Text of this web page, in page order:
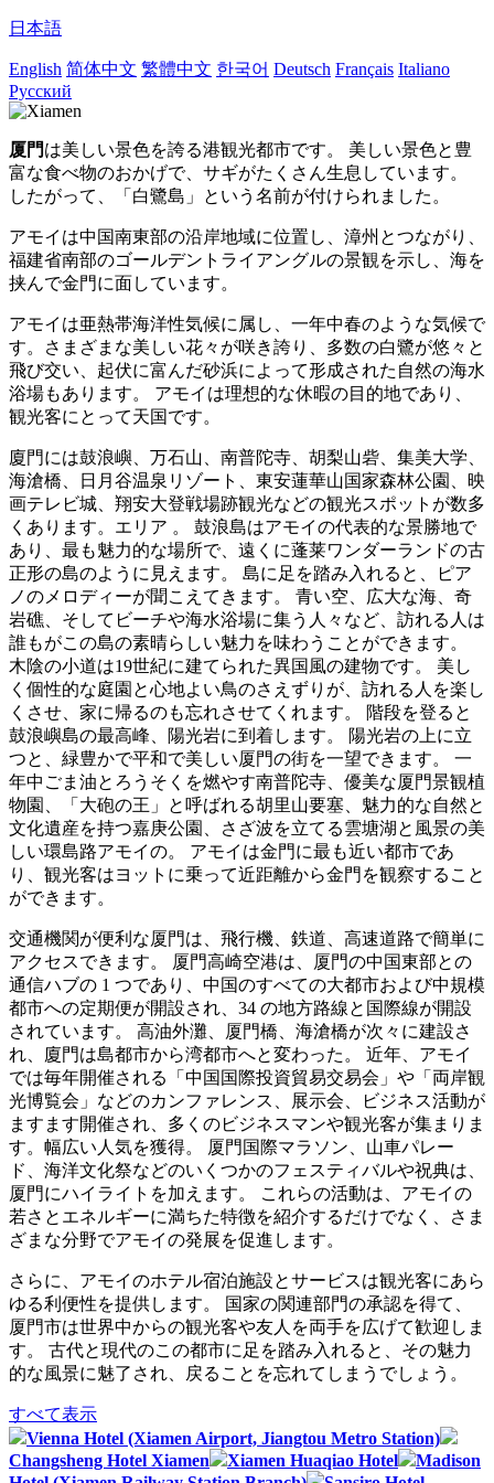
日本語
English 简体中文 繁體中文 한국어 Deutsch Français Italiano
Русский
厦門は美しい景色を誇る港観光都市です。 美しい景色と豊
富な食べ物のおかげで、サギがたくさん生息しています。
したがって、「白鷺島」という名前が付けられました。
アモイは中国南東部の沿岸地域に位置し、漳州とつながり、
福建省南部のゴールデントライアングルの景観を示し、海を
挟んで金門に面しています。
アモイは亜熱帯海洋性気候に属し、一年中春のような気候で
す。
さまざまな美しい花々が咲き誇り、多数の白鷺が悠々と
飛び交い、起伏に富んだ砂浜によって形成された自然の海水
浴場もあります。 アモイは理想的な休暇の目的地であり、
観光客にとって天国です。
廈門には鼓浪嶼、万石山、南普陀寺、胡梨山砦、集美大学、
海滄橋、日月谷温泉リゾート、東安蓮華山国家森林公園、映
画テレビ城、翔安大登戦場跡観光などの観光スポットが数多
くあります。エリア 。 鼓浪島はアモイの代表的な景勝地で
あり、最も魅力的な場所で、遠くに蓬莱ワンダーランドの古
正形の島のように見えます。 島に足を踏み入れると、ピア
ノのメロディーが聞こえてきます。 青い空、広大な海、奇
岩礁、そしてビーチや海水浴場に集う人々など、訪れる人は
誰もがこの島の素晴らしい魅力を味わうことができます。
木陰の小道は19世紀に建てられた異国風の建物です。 美し
く個性的な庭園と心地よい鳥のさえずりが、訪れる人を楽し
くさせ、家に帰るのも忘れさせてくれます。 階段を登ると
鼓浪嶼島の最高峰、陽光岩に到着します。 陽光岩の上に立
つと、緑豊かで平和で美しい厦門の街を一望できます。 一
年中ごま油とろうそくを燃やす南普陀寺、優美な厦門景観植
物園、「大砲の王」と呼ばれる胡里山要塞、魅力的な自然と
文化遺産を持つ嘉庚公園、さざ波を立てる雲塘湖と風景の美
しい環島路アモイの。 アモイは金門に最も近い都市であ
り、観光客はヨットに乗って近距離から金門を観察すること
ができます。
交通機関が便利な厦門は、飛行機、鉄道、高速道路で簡単に
アクセスできます。 厦門高崎空港は、厦門の中国東部との
通信ハブの 1 つであり、中国のすべての大都市および中規模
都市への定期便が開設され、34 の地方路線と国際線が開設
されています。 高油外灘、厦門橋、海滄橋が次々に建設さ
れ、廈門は島都市から湾都市へと変わった。 近年、アモイ
では毎年開催される「中国国際投資貿易交易会」や「両岸観
光博覧会」などのカンファレンス、展示会、ビジネス活動が
ますます開催され、多くのビジネスマンや観光客が集まりま
す。幅広い人気を獲得。 厦門国際マラソン、山車パレー
ド、海洋文化祭などの​​いくつかのフェスティバルや祝典は、
厦門にハイライトを加えます。 これらの活動は、アモイの
若さとエネルギーに満ちた特徴を紹介するだけでなく、さま
ざまな分野でアモイの発展を促進します。
さらに、アモイのホテル宿泊施設とサービスは観光客にあら
ゆる利便性を提供します。 国家の関連部門の承認を得て、
厦門市は世界中からの観光客や友人を両手を広げて歓迎しま
す。 古代と現代のこの都市に足を踏み入れると、その魅力
的な風景に魅了され、戻ることを忘れてしまうでしょう。
すべて表示
Vienna Hotel (Xiamen Airport, Jiangtou Metro Station)
Changsheng Hotel Xiamen
Xiamen Huaqiao Hotel
Madison